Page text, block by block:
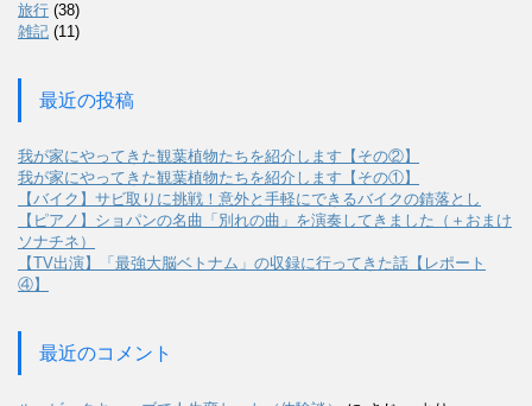
旅行 (38)
雑記 (11)
最近の投稿
我が家にやってきた観葉植物たちを紹介します【その②】
我が家にやってきた観葉植物たちを紹介します【その①】
【バイク】サビ取りに挑戦！意外と手軽にできるバイクの錆落とし
【ピアノ】ショパンの名曲「別れの曲」を演奏してきました（＋おまけ
ソナチネ）
【TV出演】「最強大脳ベトナム」の収録に行ってきた話【レポート
④】
最近のコメント